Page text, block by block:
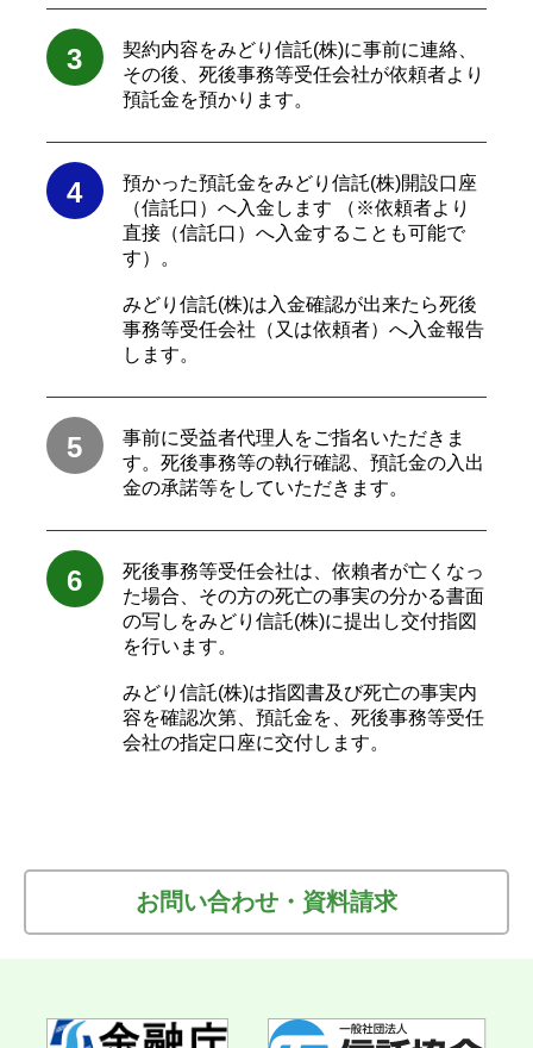
3
契約内容をみどり信託(株)に事前に連絡、
その後、死後事務等受任会社が依頼者より
預託金を預かります。
4
預かった預託金をみどり信託(株)開設口座
（信託口）へ入金します （※依頼者より
直接（信託口）へ入金することも可能で
す）。
みどり信託(株)は入金確認が出来たら死後
事務等受任会社（又は依頼者）へ入金報告
します。
5
事前に受益者代理人をご指名いただきま
す。死後事務等の執行確認、預託金の入出
金の承諾等をしていただきます。
6
死後事務等受任会社は、依賴者が亡くなっ
た場合、その方の死亡の事実の分かる書面
の写しをみどり信託(株)に提出し交付指図
を行います。
みどり信託(株)は指図書及び死亡の事実内
容を確認次第、預託金を、死後事務等受任
会社の指定口座に交付します。
お問い合わせ・資料請求